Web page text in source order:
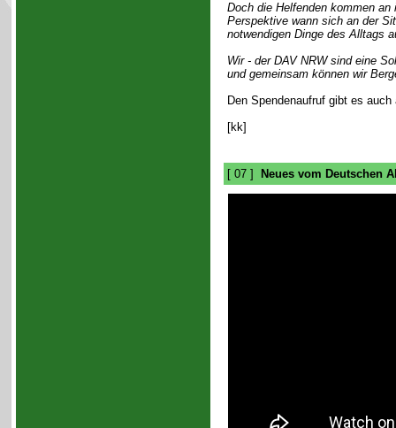
Doch die Helfenden kommen
Perspektive wann sich an der
notwendigen Dinge des Alltags
Wir - der DAV NRW sind eine
und gemeinsam können wir
Den Spendenaufruf gibt es
[kk]
[ 07 ] Neues vom Deutschen